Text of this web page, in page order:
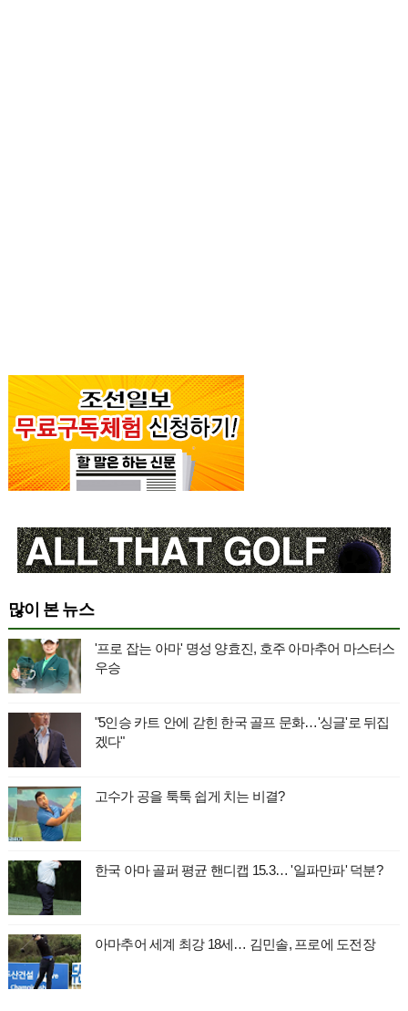
많이 본 뉴스
'프로 잡는 아마' 명성 양효진, 호주 아마추어 마스터스
우승
"5인승 카트 안에 갇힌 한국 골프 문화…'싱글'로 뒤집
겠다"
고수가 공을 툭툭 쉽게 치는 비결?
한국 아마 골퍼 평균 핸디캡 15.3… '일파만파' 덕분?
아마추어 세계 최강 18세… 김민솔, 프로에 도전장